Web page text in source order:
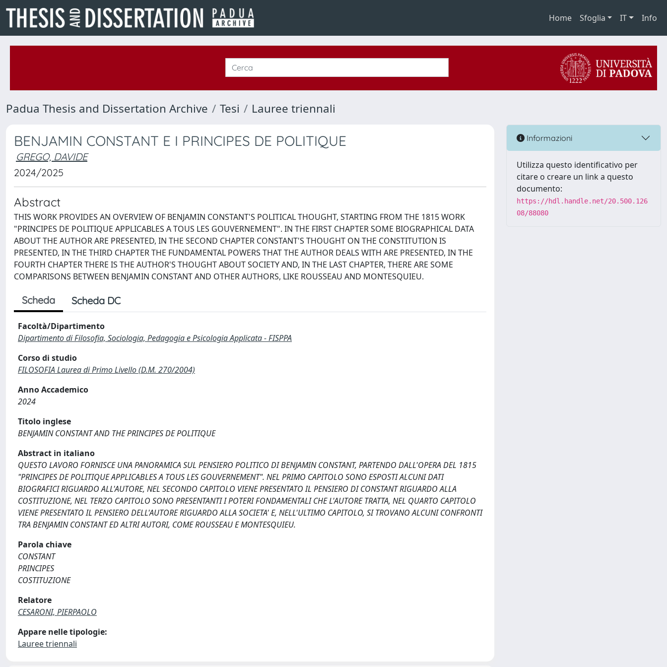
Home Sfoglia IT Info
Padua Thesis and Dissertation Archive Tesi Lauree triennali
BENJAMIN CONSTANT E I PRINCIPES DE POLITIQUE
GREGO, DAVIDE
2024/2025
Abstract
THIS WORK PROVIDES AN OVERVIEW OF BENJAMIN CONSTANT'S POLITICAL THOUGHT, STARTING FROM THE 1815 WORK
"PRINCIPES DE POLITIQUE APPLICABLES A TOUS LES GOUVERNEMENT". IN THE FIRST CHAPTER SOME BIOGRAPHICAL DATA
ABOUT THE AUTHOR ARE PRESENTED, IN THE SECOND CHAPTER CONSTANT'S THOUGHT ON THE CONSTITUTION IS
PRESENTED, IN THE THIRD CHAPTER THE FUNDAMENTAL POWERS THAT THE AUTHOR DEALS WITH ARE PRESENTED, IN THE
FOURTH CHAPTER THERE IS THE AUTHOR'S THOUGHT ABOUT SOCIETY AND, IN THE LAST CHAPTER, THERE ARE SOME
COMPARISONS BETWEEN BENJAMIN CONSTANT AND OTHER AUTHORS, LIKE ROUSSEAU AND MONTESQUIEU.
Scheda Scheda DC
Facoltà/Dipartimento
Dipartimento di Filosofia, Sociologia, Pedagogia e Psicologia Applicata - FISPPA
Corso di studio
FILOSOFIA Laurea di Primo Livello (D.M. 270/2004)
Anno Accademico
2024
Titolo inglese
BENJAMIN CONSTANT AND THE PRINCIPES DE POLITIQUE
Abstract in italiano
QUESTO LAVORO FORNISCE UNA PANORAMICA SUL PENSIERO POLITICO DI BENJAMIN CONSTANT, PARTENDO DALL'OPERA DEL 1815
"PRINCIPES DE POLITIQUE APPLICABLES A TOUS LES GOUVERNEMENT". NEL PRIMO CAPITOLO SONO ESPOSTI ALCUNI DATI
BIOGRAFICI RIGUARDO ALL'AUTORE, NEL SECONDO CAPITOLO VIENE PRESENTATO IL PENSIERO DI CONSTANT RIGUARDO ALLA
COSTITUZIONE, NEL TERZO CAPITOLO SONO PRESENTANTI I POTERI FONDAMENTALI CHE L'AUTORE TRATTA, NEL QUARTO CAPITOLO
VIENE PRESENTATO IL PENSIERO DELL'AUTORE RIGUARDO ALLA SOCIETA' E, NELL'ULTIMO CAPITOLO, SI TROVANO ALCUNI CONFRONTI
TRA BENJAMIN CONSTANT ED ALTRI AUTORI, COME ROUSSEAU E MONTESQUIEU.
Parola chiave
CONSTANT
PRINCIPES
COSTITUZIONE
Relatore
CESARONI, PIERPAOLO
Appare nelle tipologie:
Lauree triennali
Informazioni
Utilizza questo identificativo per
citare o creare un link a questo
documento:
https://hdl.handle.net/20.500.126
08/88080